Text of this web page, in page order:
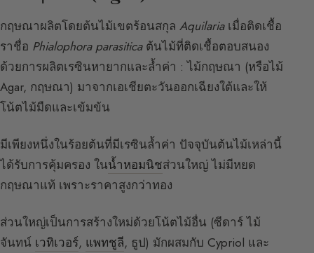
กฤษณาผลิตโดยต้นไม้เขตร้อนสกุล Aquilariaเมื่อติดเชื้อ
ราชื่อ Phialophora parasiticaต้นไม้ที่ติดเชื้อตอบสนอง
ด้วยการผลิตเรซินหายากและล้ำค่า : ไม้กฤษณา (หรือไม้
Agar, กฤษณา) มาจากเอเชียตะวันออกเฉียงใต้และให้
โน้ตไม้มืดและเข้มข้น
มีเพียงหนึ่งในร้อยต้นที่มีเรซินล้ำค่า ปัจจุบันต้นไม้เหล่านี้
ได้รับการคุ้มครอง ในน้ำหอมนิชส่วนใหญ่ ไม่มีหยด
กฤษณาแท้ เพราะราคาสูงกว่าทอง
ส่วนใหญ่เป็นการสร้างใหม่ด้วยโน้ตไม้อื่น (ซีดาร์ ไม้
จันทน์ เวทิเวอร์, แพทชูลี, ธูป) มักผสมกับ Cypriol และ